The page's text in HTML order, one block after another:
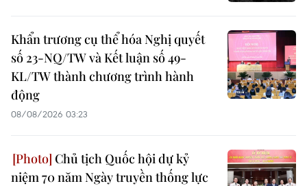
Khẩn trương cụ thể hóa Nghị quyết
số 23-NQ/TW và Kết luận số 49-
KL/TW thành chương trình hành
động
08/08/2026 03:23
Chủ tịch Quốc hội dự kỷ
niệm 70 năm Ngày truyền thống lực